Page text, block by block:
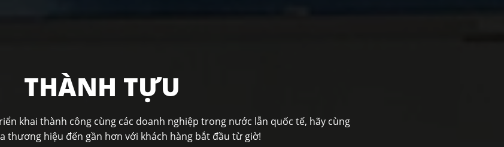
THÀNH TỰU
khai thành công cùng các doanh nghiệp trong nước lẫn quốc tế, hãy cùng
thương hiệu đến gần hơn với khách hàng bắt đầu từ giờ!